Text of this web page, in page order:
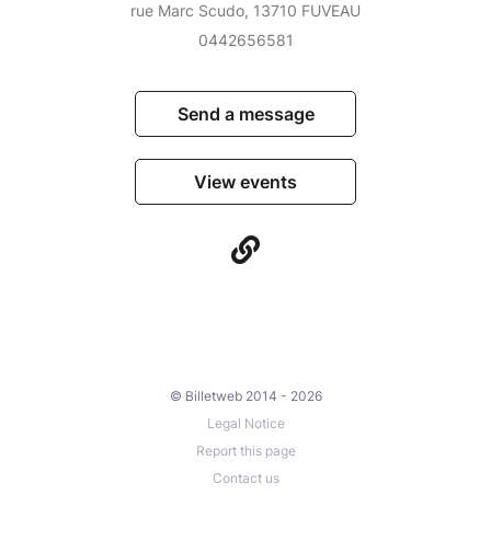
rue Marc Scudo, 13710 FUVEAU
0442656581
Send a message
View events
© Billetweb 2014 - 2026
Legal Notice
Report this page
Contact us